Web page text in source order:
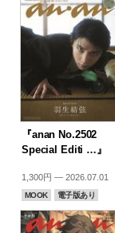
『anan No.2502
Special Editi …』
1,300円 — 2026.07.01
MOOK 電子版あり